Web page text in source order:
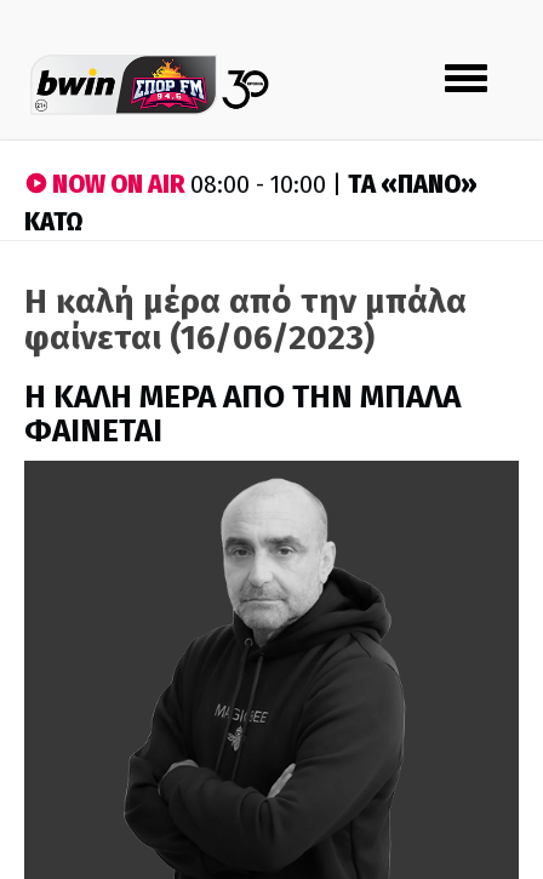
Toggle
navigation
NOW ON AIR08:00 - 10:00 | ΤA «ΠΑΝΟ»
ΚΑΤΩ
Η καλή μέρα από την μπάλα
φαίνεται (16/06/2023)
H ΚΑΛΗ ΜΕΡΑ ΑΠΟ ΤΗΝ ΜΠΑΛΑ
ΦΑΙΝΕΤΑΙ